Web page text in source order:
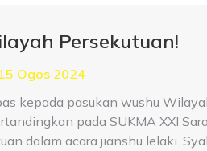
Persekutuan!
15 Ogos 2024
kepada pasukan wushu
pada SUKMA XXI
dalam acara jianshu lelaki.